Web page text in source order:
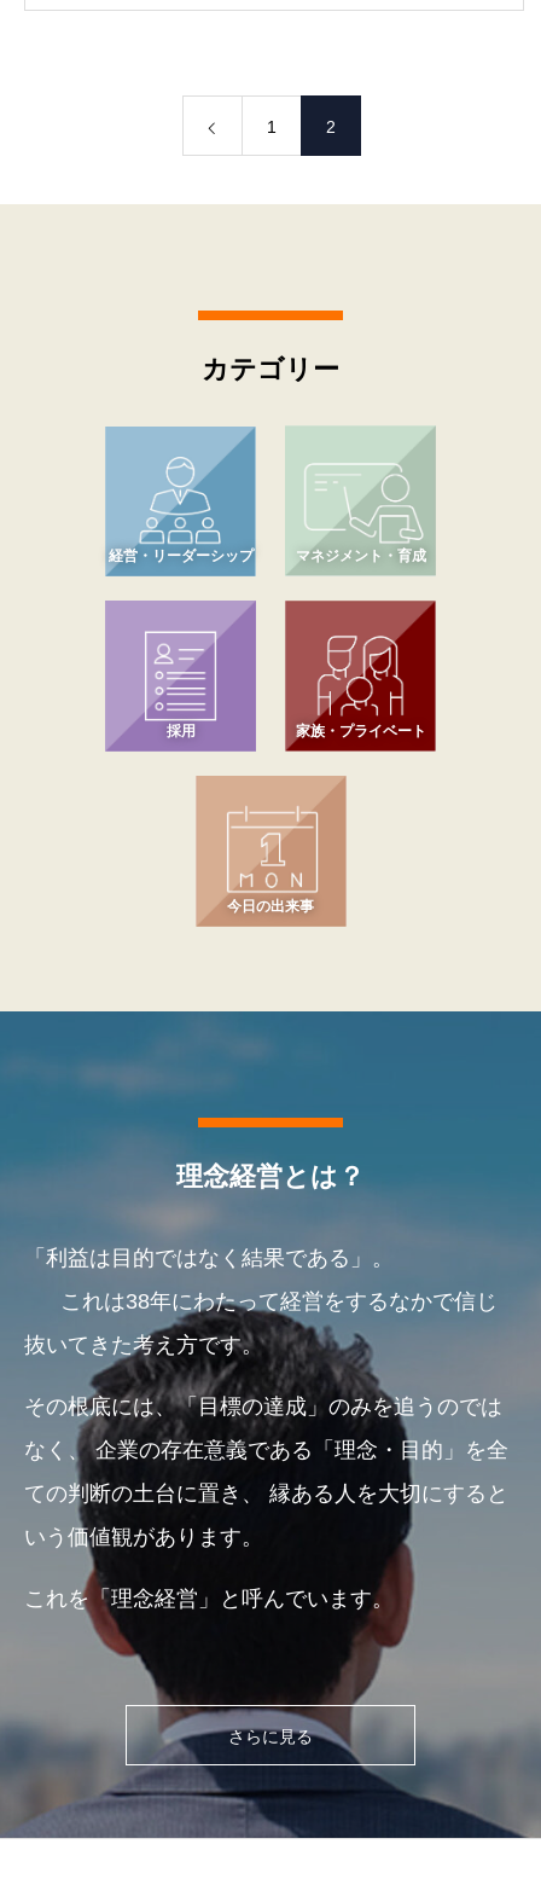
1 2
カテゴリー
経営・リーダーシップ マネジメント・育成
採用 家族・プライベート
今日の出来事
理念経営とは？
「利益は目的ではなく結果である」。
これは38年にわたって経営をするなかで信じ
抜いてきた考え方です。
その根底には、「目標の達成」のみを追うのでは
なく、企業の存在意義である「理念・目的」を全
ての判断の土台に置き、
縁ある人を大切にすると
いう価値観があります。
これを「理念経営」と呼んでいます。
さらに見る